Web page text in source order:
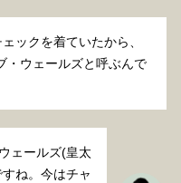
ックを着ていたから、
・ウェールズと呼ぶんで
ェールズ(皇太
ね。今はチャ